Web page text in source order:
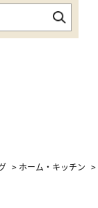
> ホーム・キッチン >